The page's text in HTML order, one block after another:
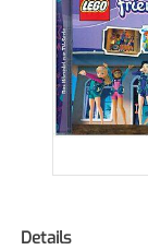
Details